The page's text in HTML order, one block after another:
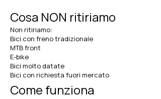
Cosa NON ritiriamo
Non ritiriamo:
Bici con freno tradizionale
MTB front
E-bike
Bici molto datate
Bici con richiesta fuori mercato
Come funziona